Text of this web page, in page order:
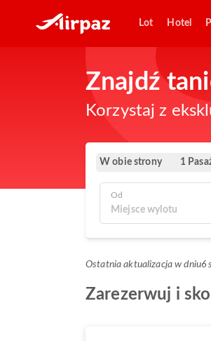
Lot Hotel
Znajdź
Korzystaj z
W obie strony 1
Od
Ostatnia aktualizacja w dniu6
Zarezerwuj i